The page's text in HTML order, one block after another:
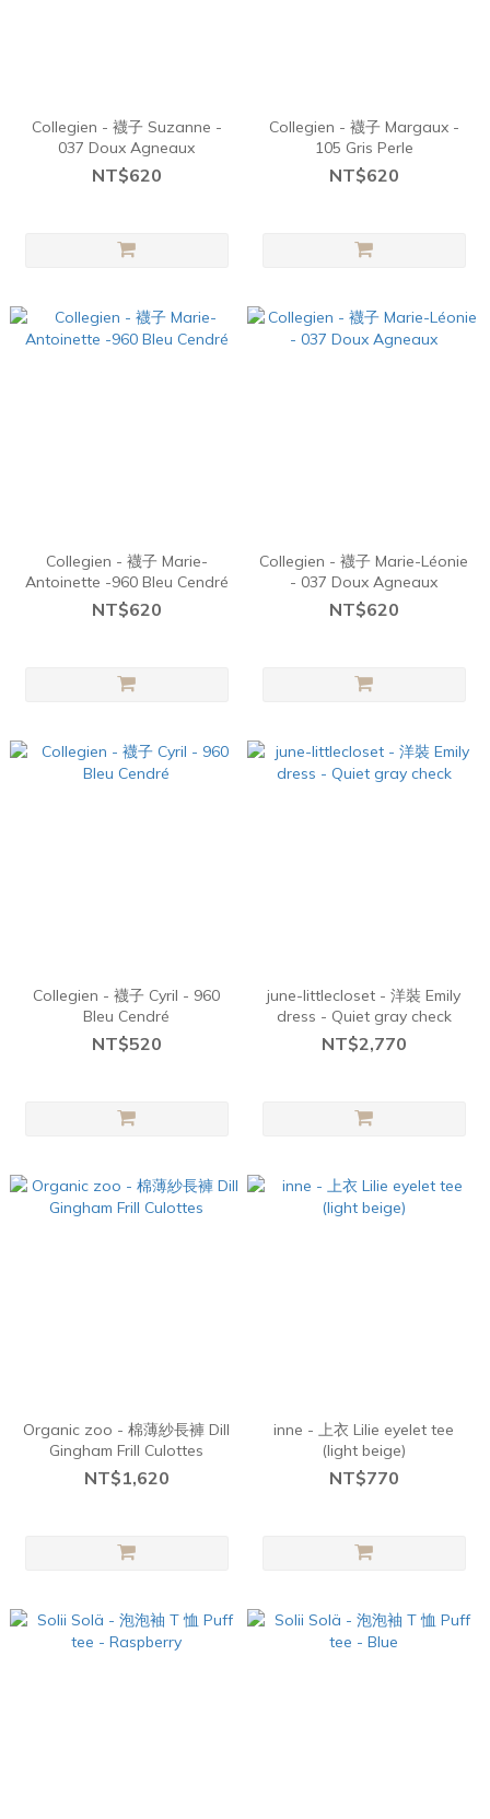
Collegien - 襪子 Suzanne -
037 Doux Agneaux
NT$620
Collegien - 襪子 Margaux -
105 Gris Perle
NT$620
Collegien - 襪子 Marie-
Antoinette -960 Bleu Cendré
NT$620
Collegien - 襪子 Marie-Léonie
- 037 Doux Agneaux
NT$620
Collegien - 襪子 Cyril - 960
Bleu Cendré
NT$520
june-littlecloset - 洋裝 Emily
dress - Quiet gray check
NT$2,770
Organic zoo - 棉薄紗長褲 Dill
Gingham Frill Culottes
NT$1,620
inne - 上衣 Lilie eyelet tee
(light beige)
NT$770